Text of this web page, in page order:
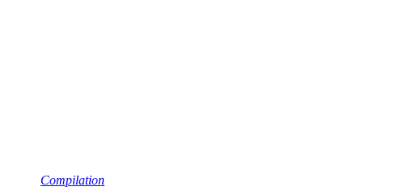
Compilation